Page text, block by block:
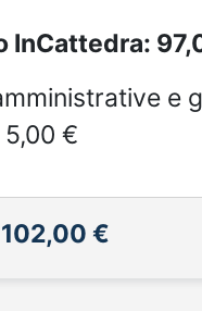
InCattedra:
e
€
102,00 €